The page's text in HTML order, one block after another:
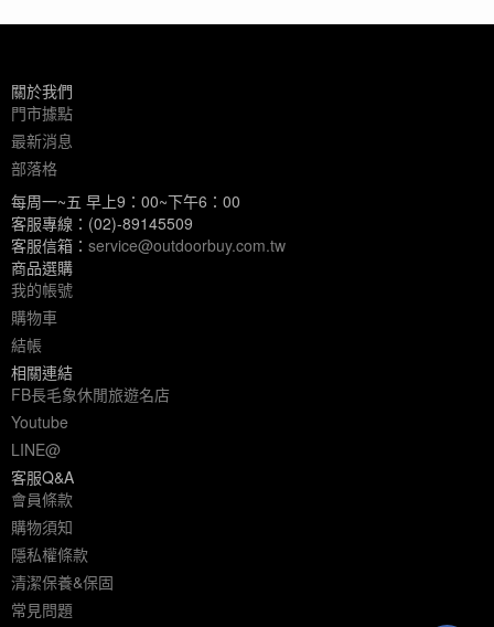
關於我們
門市據點
最新消息
部落格
每周一~五 早上9：00~下午6：00
客服專線：(02)-89145509
客服信箱： service@outdoorbuy.com.tw
商品選購
我的帳號
購物車
結帳
相關連結
FB長毛象休閒旅遊名店
Youtube
LINE@
客服Q&A
會員條款
購物須知
隱私權條款
清潔保養&保固
常見問題